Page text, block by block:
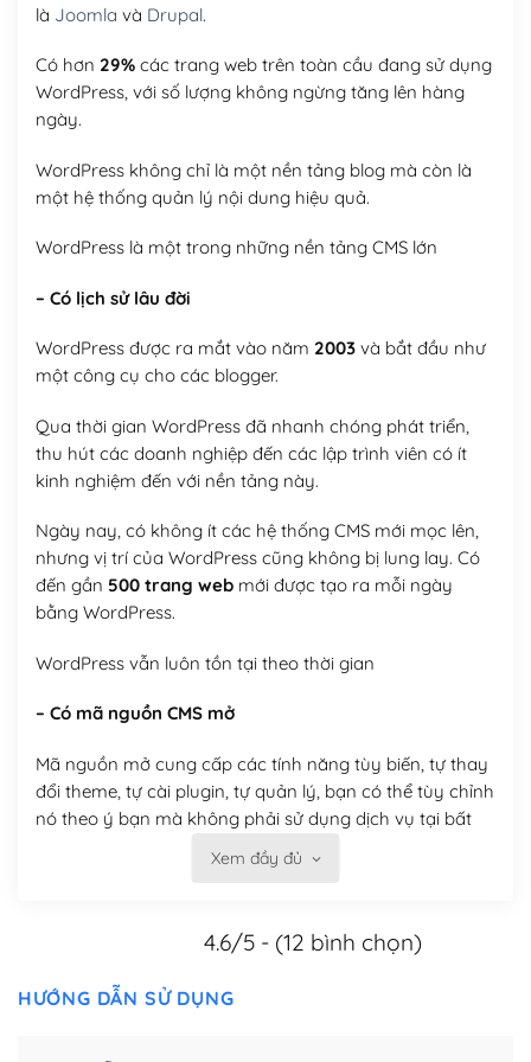
là Joomla và Drupal.
Có hơn 29%các trang web trên toàn cầu đang sử dụng
WordPress, với số lượng không ngừng tăng lên hàng
ngày.
WordPress không chỉ là một nền tảng blog mà còn là
một hệ thống quản lý nội dung hiệu quả.
WordPress là một trong những nền tảng CMS lớn
– Có lịch sử lâu đời
WordPress được ra mắt vào năm 2003và bắt đầu như
một công cụ cho các blogger.
Qua thời gian WordPress đã nhanh chóng phát triển,
thu hút các doanh nghiệp đến các lập trình viên có ít
kinh nghiệm đến với nền tảng này.
Ngày nay, có không ít các hệ thống CMS mới mọc lên,
nhưng vị trí của WordPress cũng không bị lung lay. Có
đến gần 500 trang webmới được tạo ra mỗi ngày
bằng WordPress.
WordPress vẫn luôn tồn tại theo thời gian
– Có mã nguồn CMS mở
Mã nguồn mở cung cấp các tính năng tùy biến, tự thay
đổi theme, tự cài plugin, tự quản lý, bạn có thể tùy chỉnh
nó theo ý bạn mà không phải sử dụng dịch vụ tại bất
Xem đầy đủ
4.6/5 - (12 bình chọn)
HƯỚNG DẪN SỬ DỤNG